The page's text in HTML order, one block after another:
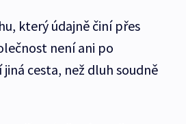
který údajně činí přes
není ani po
cesta, než dluh soudně